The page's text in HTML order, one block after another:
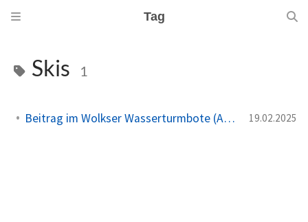
Tag
Skis 1
Beitrag im Wolkser Wasserturmbote (Ausgabe 2025/03) 19.02.2025